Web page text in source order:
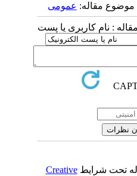
مقاله:عمومى
: نام کاربری یا پست
تحت شرایطCreative